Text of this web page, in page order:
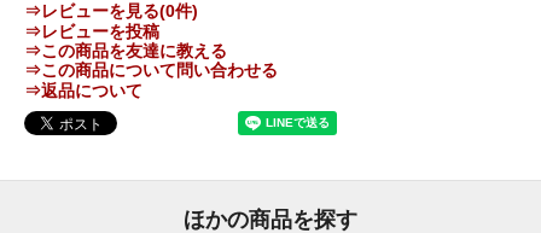
⇒レビューを見る(0件)
⇒レビューを投稿
⇒この商品を友達に教える
⇒この商品について問い合わせる
⇒返品について
ほかの商品を探す